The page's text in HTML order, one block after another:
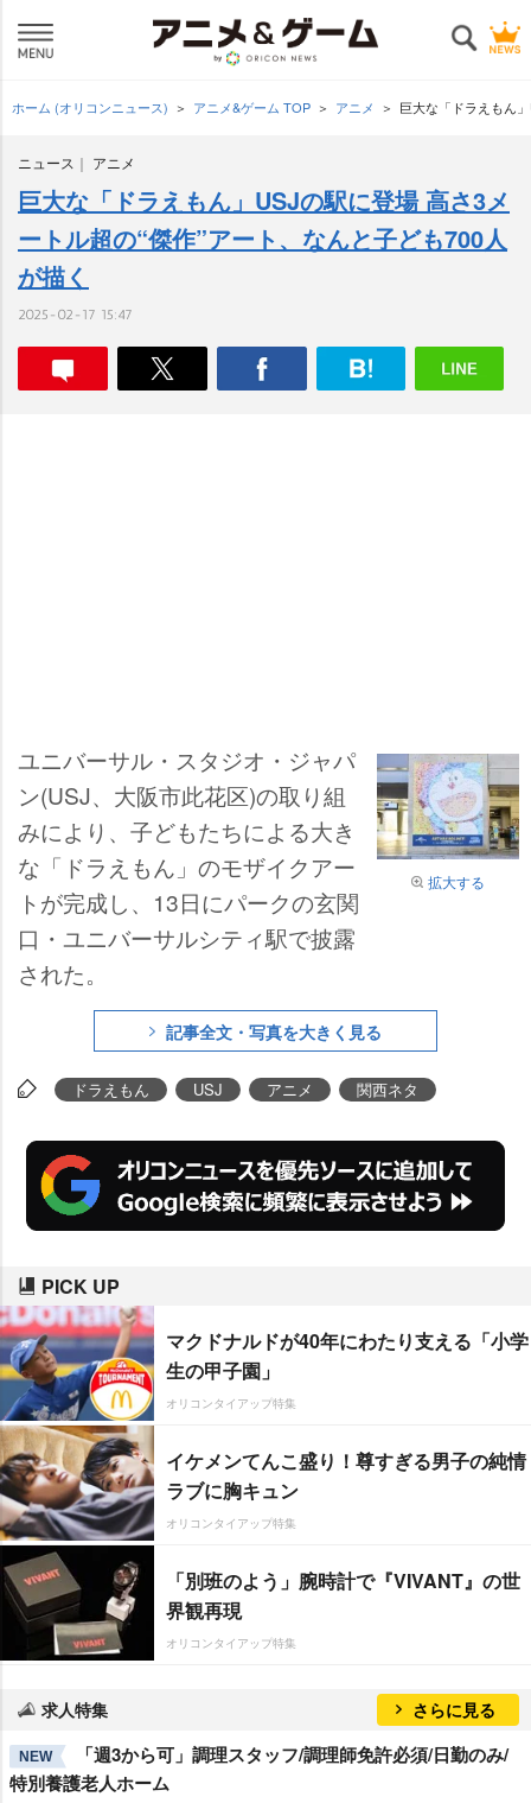
ホーム (オリコンニュース) アニメ&ゲーム TOP アニメ 巨大な「ドラえもん
ニュース アニメ
巨大な「ドラえもん」USJの駅に登場 高さ3メ
ートル超の“傑作”アート、なんと子ども700人
が描く
2025-02-17 15:47
拡大する
ユニバーサル・スタジオ・ジャパ
ン(USJ、大阪市此花区)の取り組
みにより、子どもたちによる大き
な「ドラえもん」のモザイクアー
トが完成し、13日にパークの玄関
口・ユニバーサルシティ駅で披露
された。
記事全文・写真を大きく見る
ドラえもん USJ アニメ 関西ネタ
PICK UP
マクドナルドが40年にわたり支える「小学
生の甲子園」
オリコンタイアップ特集
イケメンてんこ盛り！尊すぎる男子の純情
ラブに胸キュン
オリコンタイアップ特集
「別班のよう」腕時計で『VIVANT』の世
界観再現
オリコンタイアップ特集
求人特集 さらに見る
NEW
「週3から可」調理スタッフ/調理師免許必須/日勤のみ/
特別養護老人ホーム